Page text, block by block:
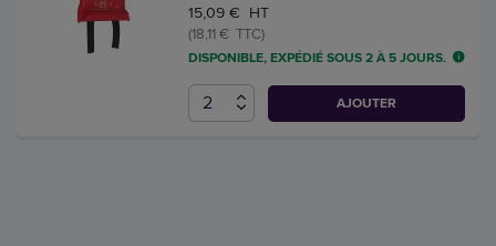
15,09 € HT
(18,11 € TTC)
DISPONIBLE, EXPÉDIÉ SOUS 2 À 5 JOURS.
AJOUTER